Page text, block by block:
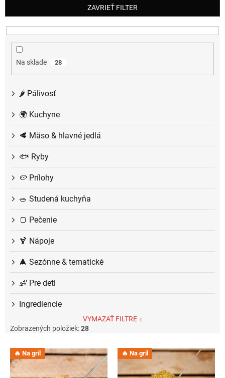
i
e
p
ZAVRIEŤ FILTER
Na sklade 28
🌶️ Pálivosť
🌍 Kuchyne
🥩 Mäso & hlavné jedlá
🐟 Ryby
🥔 Prílohy
🥗 Studená kuchyňa
🍞 Pečenie
🍹 Nápoje
🎄 Sezónne & tematické
👶 Pre deti
Ingrediencie
VYMAZAŤ FILTRE
Zobrazených položiek:28
V 🔥 Na gril 🔥 Na gril